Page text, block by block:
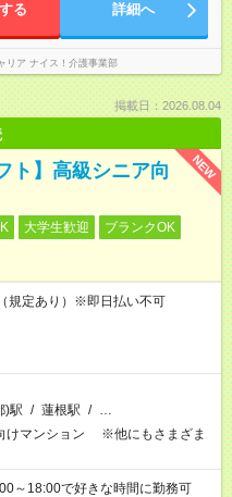
る 詳細へ
リア ナイス！介護事業部
掲載日：2026.08.04
NEW
ト】高級シニア向
大学生歓迎
ブランクOK
規定あり）※即日払い不可
)駅 / 蓮根駅 / …
けマンション ※他にもさまざま
～18:00で好きな時間に勤務可